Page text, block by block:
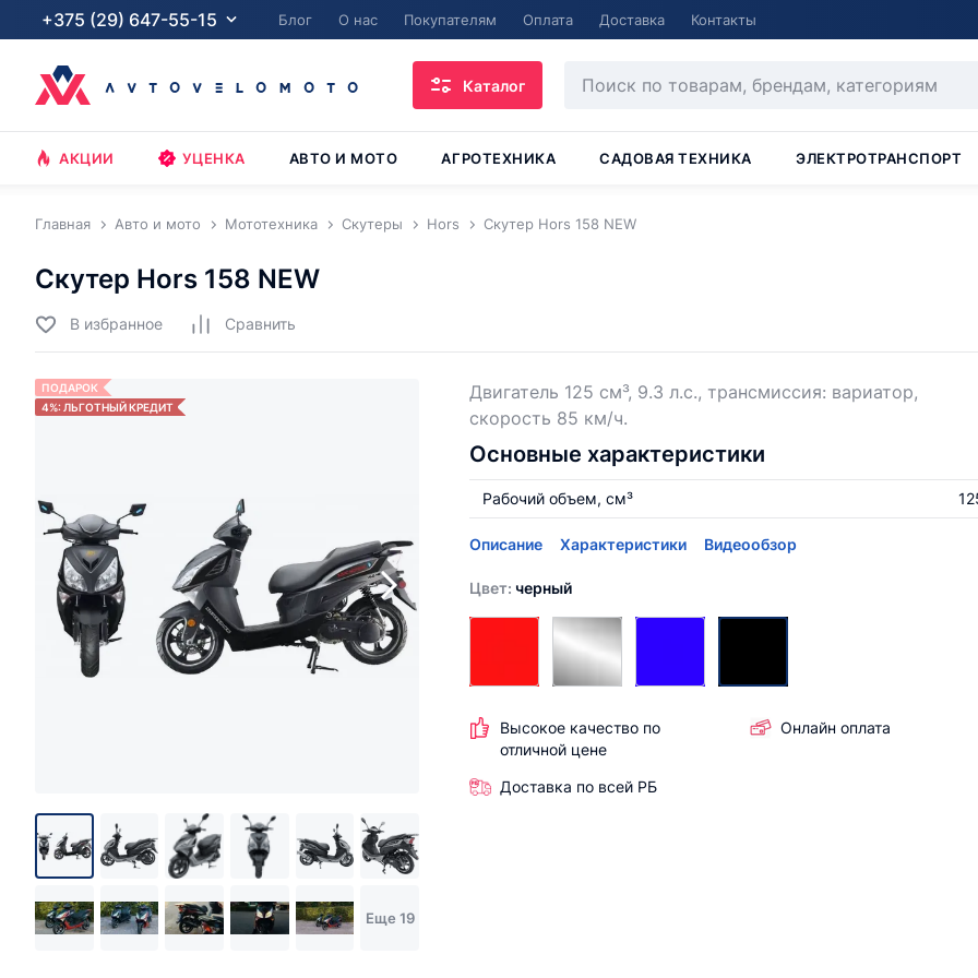
+375 (29) 647-55-15 Блог О нас Покупателям Оплата Доставка Контакты
Каталог
АКЦИИ УЦЕНКА АВТО И МОТО АГРОТЕХНИКА САДОВАЯ ТЕХНИКА ЭЛЕКТРОТРАНСПОРТ
Главная Авто и мото Мототехника Скутеры Hors Скутер Hors 158 NEW
Скутер Hors 158 NEW
В избранное Cравнить
ПОДАРОК
4%: ЛЬГОТНЫЙ КРЕДИТ
Еще 19
Двигатель 125 см³, 9.3 л.с., трансмиссия: вариатор,
скорость 85 км/ч.
Основные характеристики
Рабочий объем, см³
Описание Характеристики Видеообзор
Цвет: черный
Высокое качество по
отличной цене
Онлайн оплата
Доставка по всей РБ